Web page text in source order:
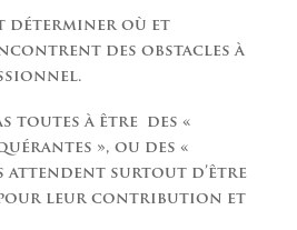
déterminer où et
des obstacles à
toutes à être des «
», ou des «
attendent surtout d’être
pour leur contribution et